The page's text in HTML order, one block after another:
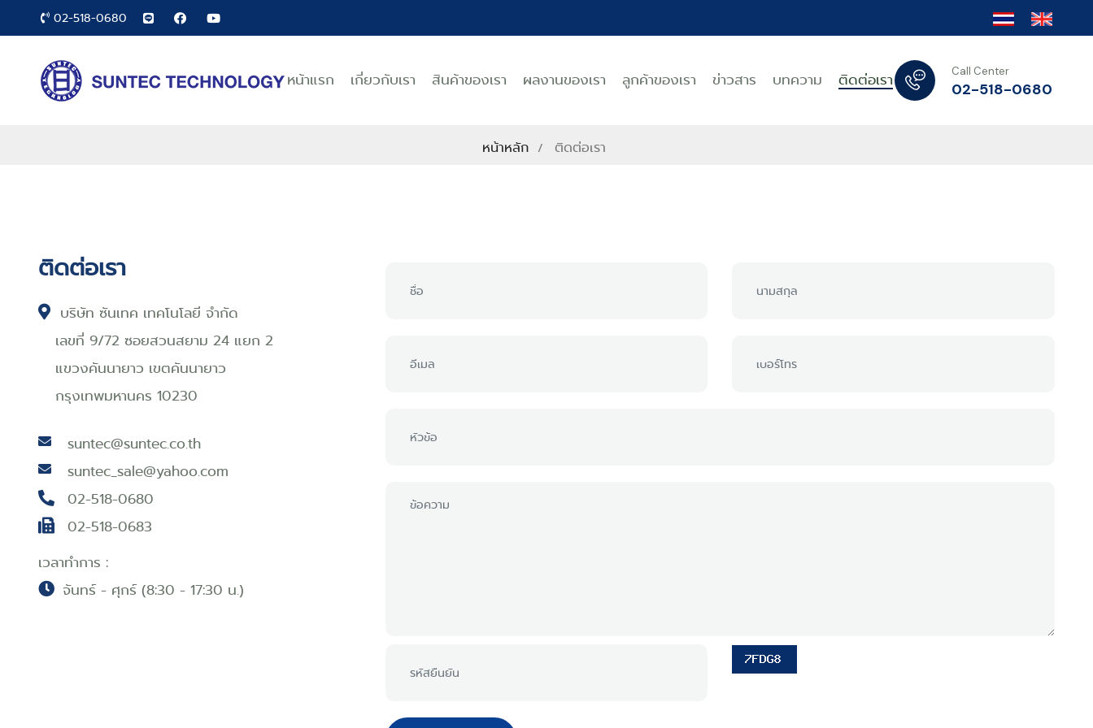
02-518-0680
หน้าแรก เกี่ยวกับเรา สินค้าของเรา ผลงานของเรา ลูกค้าของเรา ข่าวสาร บทความ ติดต่อเรา Call Center
02-518-0680
หน้าหลัก ติดต่อเรา
ติดต่อเรา
บริษัท ซันเทค เทคโนโลยี จำกัด
เลขที่ 9/72 ซอยสวนสยาม 24 แยก 2
แขวงคันนายาว เขตคันนายาว
กรุงเทพมหานคร 10230
suntec@suntec.co.th
suntec_sale@yahoo.com
02-518-0680
02-518-0683
เวลาทำการ :
จันทร์ - ศุกร์ (8:30 - 17:30 น.)